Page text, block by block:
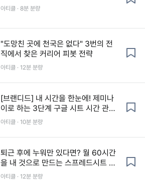
아티클 · 8분 분량
"도망친 곳에 천국은 없다" 3번의 전
직에서 찾은 커리어 피봇 전략
아티클 · 12분 분량
[브랜디드] 내 시간을 한눈에! 제미나
이로 하는 3단계 구글 시트 시간 관리
법 (+템플릿 포함)
아티클 · 10분 분량
퇴근 후에 누워만 있다면? 월 60시간
을 내 것으로 만드는 스프레드시트 시
간 관리법(템플릿 제공)
아티클 · 12분 분량